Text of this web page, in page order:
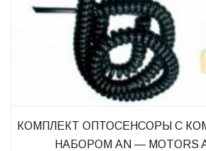
КОМПЛЕКТ ОПТОСЕНСОРЫ С
НАБОРОМ AN — MOTORS